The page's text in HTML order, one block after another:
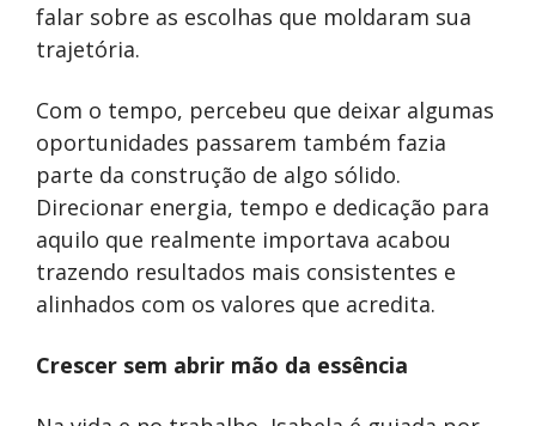
falar sobre as escolhas que moldaram sua
trajetória.
Com o tempo, percebeu que deixar algumas
oportunidades passarem também fazia
parte da construção de algo sólido.
Direcionar energia, tempo e dedicação para
aquilo que realmente importava acabou
trazendo resultados mais consistentes e
alinhados com os valores que acredita.
Crescer sem abrir mão da essência